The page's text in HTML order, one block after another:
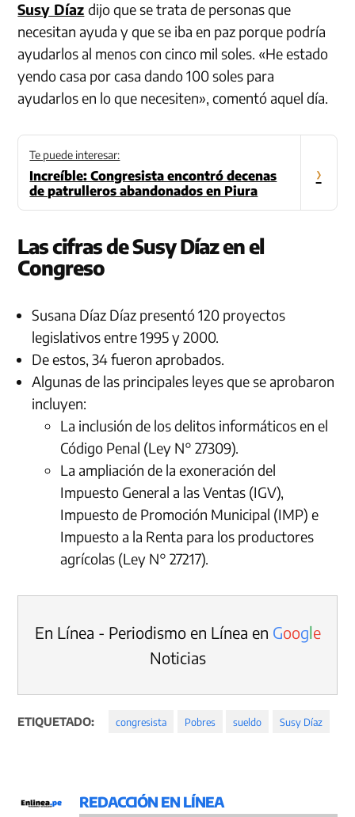
Susy Díaz dijo que se trata de personas que
necesitan ayuda y que se iba en paz porque podría
ayudarlos al menos con cinco mil soles. «He estado
yendo casa por casa dando 100 soles para
ayudarlos en lo que necesiten», comentó aquel día.
Te puede interesar:
Increíble: Congresista encontró decenas
de patrulleros abandonados en Piura
›
Las cifras de Susy Díaz en el
Congreso
Susana Díaz Díaz presentó 120 proyectos
legislativos entre 1995 y 2000.
De estos, 34 fueron aprobados.
Algunas de las principales leyes que se aprobaron
incluyen:
La inclusión de los delitos informáticos en el
Código Penal (Ley N° 27309).
La ampliación de la exoneración del
Impuesto General a las Ventas (IGV),
Impuesto de Promoción Municipal (IMP) e
Impuesto a la Renta para los productores
agrícolas (Ley N° 27217).
En Línea - Periodismo en Línea en Google
Noticias
ETIQUETADO: congresista Pobres sueldo Susy Díaz
REDACCIÓN EN LÍNEA